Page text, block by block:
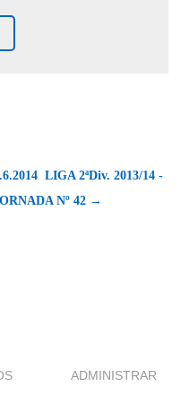
 LIGA 2ªDiv. 2013/14 -
Nº 42 →
ADMINISTRAR